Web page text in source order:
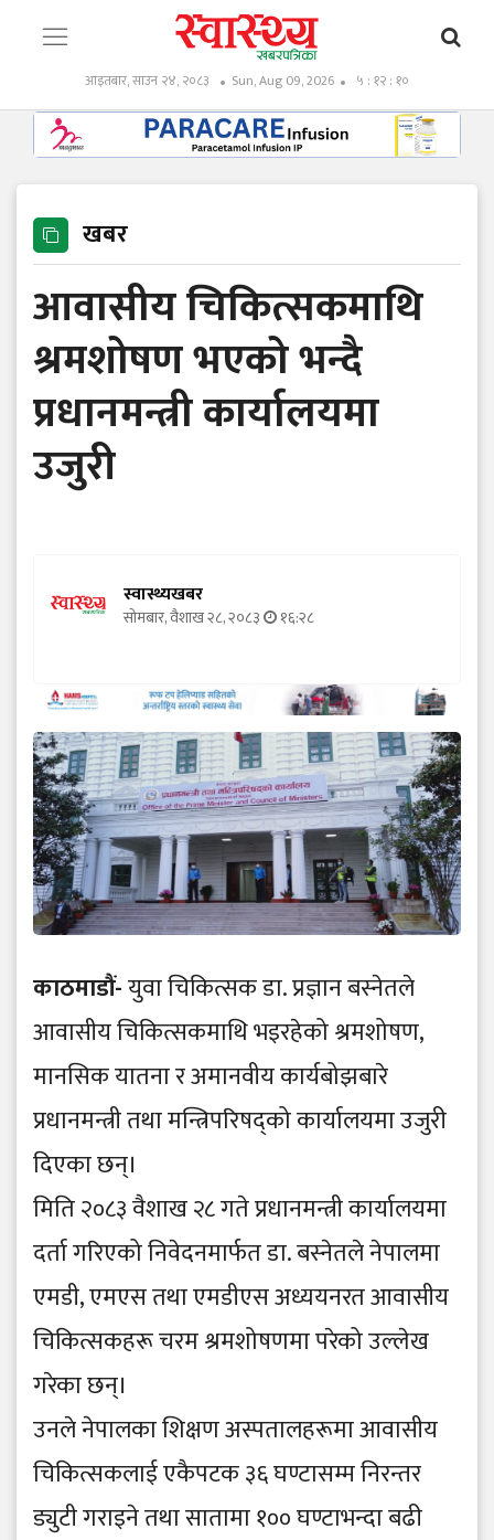
आइतबार, साउन २४, २०८३ Sun, Aug 09, 2026 ५ : १२ : ११
खबर
आवासीय चिकित्सकमाथि
श्रमशोषण भएको भन्दै
प्रधानमन्त्री कार्यालयमा
उजुरी
स्वास्थ्यखबर
सोमबार, वैशाख २८, २०८३ १६:२८
काठमाडौं-युवा चिकित्सक डा. प्रज्ञान बस्नेतले
आवासीय चिकित्सकमाथि भइरहेको श्रमशोषण,
मानसिक यातना र अमानवीय कार्यबोझबारे
प्रधानमन्त्री तथा मन्त्रिपरिषद्को कार्यालयमा उजुरी
दिएका छन्।
मिति २०८३ वैशाख २८ गते प्रधानमन्त्री कार्यालयमा
दर्ता गरिएको निवेदनमार्फत डा. बस्नेतले नेपालमा
एमडी, एमएस तथा एमडीएस अध्ययनरत आवासीय
चिकित्सकहरू चरम श्रमशोषणमा परेको उल्लेख
गरेका छन्।
उनले नेपालका शिक्षण अस्पतालहरूमा आवासीय
चिकित्सकलाई एकैपटक ३६ घण्टासम्म निरन्तर
ड्युटी गराइने तथा सातामा १०० घण्टाभन्दा बढी